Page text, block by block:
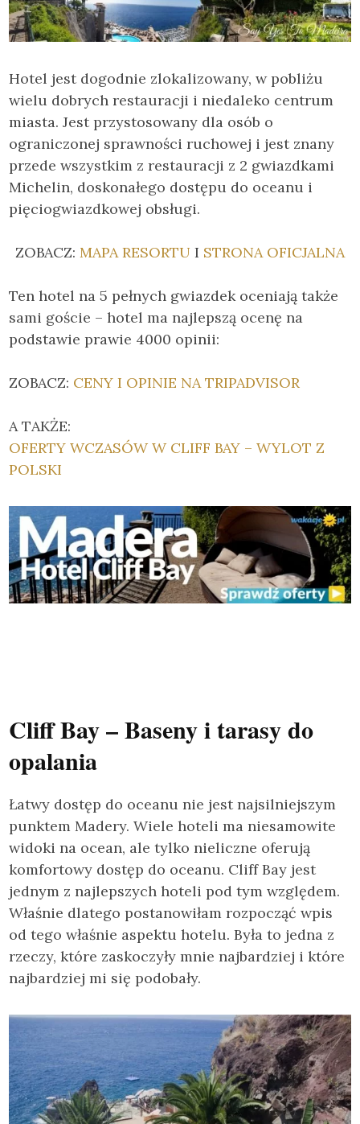
Hotel jest dogodnie zlokalizowany, w pobliżu
wielu dobrych restauracji i niedaleko centrum
miasta. Jest przystosowany dla osób o
ograniczonej sprawności ruchowej i jest znany
przede wszystkim z restauracji z 2 gwiazdkami
Michelin, doskonałego dostępu do oceanu i
pięciogwiazdkowej obsługi.
ZOBACZ: MAPA RESORTU I STRONA OFICJALNA
Ten hotel na 5 pełnych gwiazdek oceniają także
sami goście – hotel ma najlepszą ocenę na
podstawie prawie 4000 opinii:
ZOBACZ: CENY I OPINIE NA TRIPADVISOR
A TAKŻE:
OFERTY WCZASÓW W CLIFF BAY – WYLOT Z
POLSKI
Cliff Bay – Baseny i tarasy do
opalania
Łatwy dostęp do oceanu nie jest najsilniejszym
punktem Madery. Wiele hoteli ma niesamowite
widoki na ocean, ale tylko nieliczne oferują
komfortowy dostęp do oceanu. Cliff Bay jest
jednym z najlepszych hoteli pod tym względem.
Właśnie dlatego postanowiłam rozpocząć wpis
od tego właśnie aspektu hotelu. Była to jedna z
rzeczy, które zaskoczyły mnie najbardziej i które
najbardziej mi się podobały.